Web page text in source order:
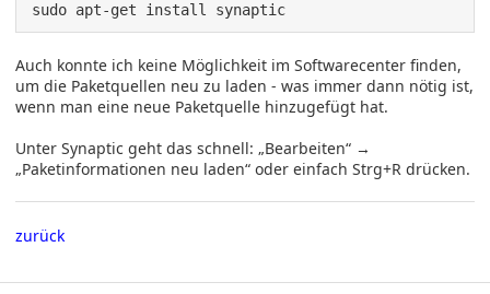
sudo apt-get install synaptic
Auch konnte ich keine Möglichkeit im Softwarecenter finden,
um die Paketquellen neu zu laden - was immer dann nötig ist,
wenn man eine neue Paketquelle hinzugefügt hat.
Unter Synaptic geht das schnell: „Bearbeiten“ →
„Paketinformationen neu laden“ oder einfach Strg+R drücken.
zurück